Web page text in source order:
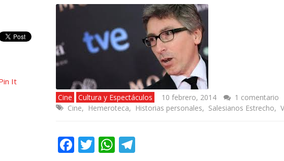
Cine Cultura y Espectáculos 10 febrero, 2014 1 comentario
Cine, Hemeroteca, Historias personales, Salesianos Estrecho,
Facebook
TwitterWhatsApp
It